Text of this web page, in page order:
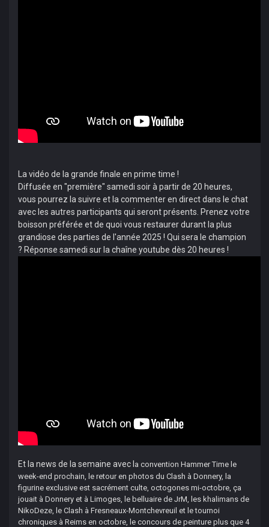
La vidéo de la grande finale en prime time !
­Diffusée en "première" samedi soir à partir de 20 heures,
vous pourrez la suivre et la commenter en direct dans le chat
avec les autres participants qui seront présents. Prenez votre
boisson préférée et de quoi vous restaurer durant la plus
grandiose des parties de l'année 2025 ! Qui sera le champion
? Réponse samedi sur la chaîne youtube dès 20 heures !
Et la news de la semaine avec l a convention Hammer Time le
week-end prochain, le retour en photos du Clash à Donnery, la
figurine exclusive est sacrément culte, octogones mi-octobre, ça
jouait à Donnery et à Limoges, le belluaire de JrM, les khalimans de
NikoDeze, le Clash à Fresneaux-Montchevreuil et le tournoi
chroniques à Reims en octobre, le concours de peinture plus que 4